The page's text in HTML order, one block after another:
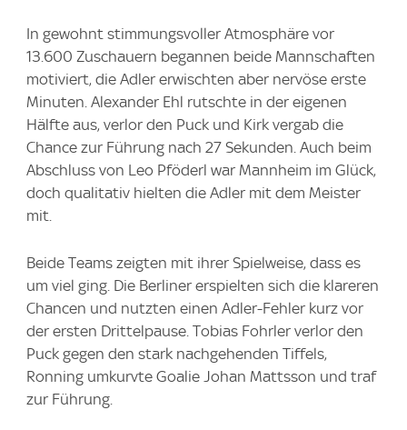
In gewohnt stimmungsvoller Atmosphäre vor
13.600 Zuschauern begannen beide Mannschaften
motiviert, die Adler erwischten aber nervöse erste
Minuten. Alexander Ehl rutschte in der eigenen
Hälfte aus, verlor den Puck und Kirk vergab die
Chance zur Führung nach 27 Sekunden. Auch beim
Abschluss von Leo Pföderl war Mannheim im Glück,
doch qualitativ hielten die Adler mit dem Meister
mit.
Beide Teams zeigten mit ihrer Spielweise, dass es
um viel ging. Die Berliner erspielten sich die klareren
Chancen und nutzten einen Adler-Fehler kurz vor
der ersten Drittelpause. Tobias Fohrler verlor den
Puck gegen den stark nachgehenden Tiffels,
Ronning umkurvte Goalie Johan Mattsson und traf
zur Führung.